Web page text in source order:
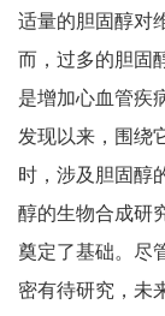
适量的胆固醇对
而，过多的胆固
是增加心血管疾
发现以来，围绕
时，涉及胆固醇
醇的生物合成研
奠定了基础。尽
密有待研究，未